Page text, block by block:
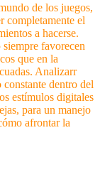
de los juegos,
completamente el
a hacerse.
favorecen
que en la
Analizarr
dentro del
estímulos digitales
para un manejo
afrontar la